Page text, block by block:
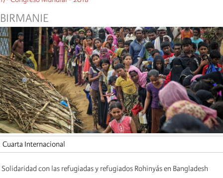
BIRMANIE
Cuarta Internacional
Solidaridad con las refugiadas y refugiados Rohinyás en Bangladesh